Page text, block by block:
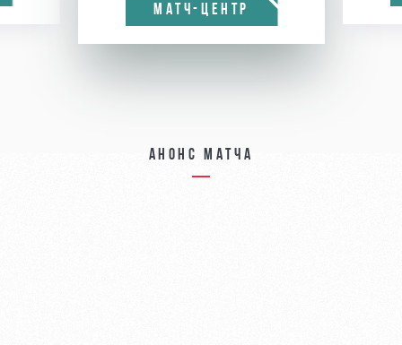
МАТЧ-ЦЕНТР
Анонс матча